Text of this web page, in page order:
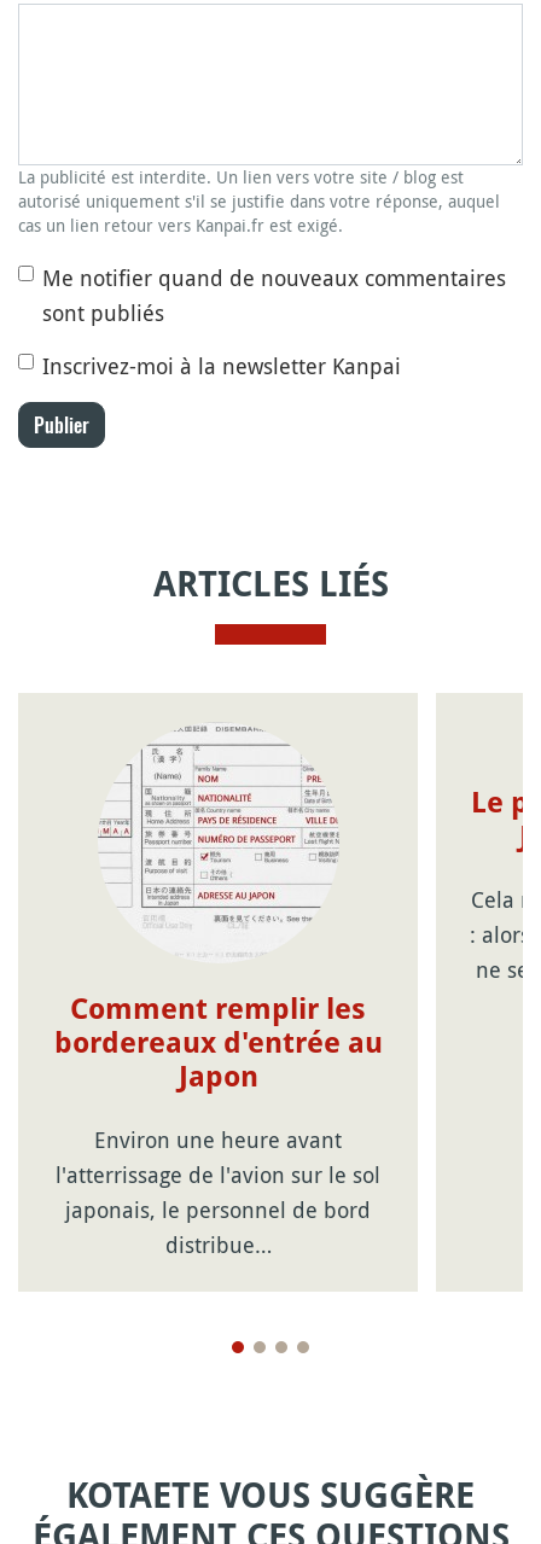
La publicité est interdite. Un lien vers votre site / blog est
autorisé uniquement s'il se justifie dans votre réponse, auquel
cas un lien retour vers Kanpai.fr est exigé.
Me notifier quand de nouveaux commentaires
sont publiés
Inscrivez-moi à la newsletter Kanpai
Publier
ARTICLES LIÉS
Comment remplir les
bordereaux d'entrée au
Japon
Environ une heure avant
l'atterrissage de l'avion sur le sol
japonais, le personnel de bord
distribue…
Le
Cela
: alors
ne
KOTAETE VOUS SUGGÈRE